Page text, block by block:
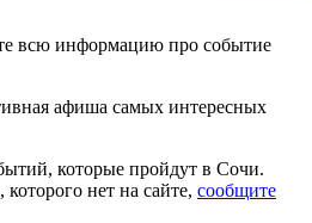
всю информацию про событие
афиша самых интересных
которые пройдут в Сочи.
нет на сайте, сообщите